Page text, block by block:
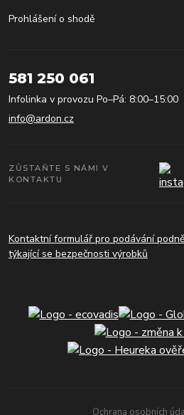
Prohlášení o shodě
581 250 061
Infolinka v provozu Po–Pá: 8:00–15:00
info@ardon.cz
ZŮSTAŇTE S NÁMI V
KONTAKTU
Kontaktní formulář pro podávání
týkající se bezpečnosti výrobků
Ochrana osobních